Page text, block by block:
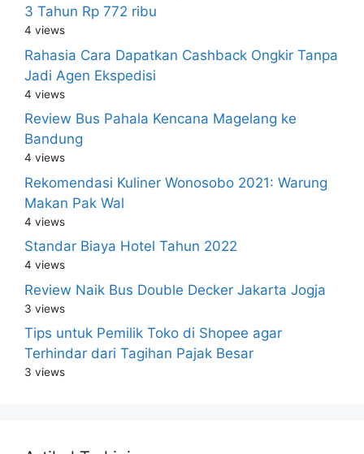
3 Tahun Rp 772 ribu
4 views
Rahasia Cara Dapatkan Cashback Ongkir Tanpa
Jadi Agen Ekspedisi
4 views
Review Bus Pahala Kencana Magelang ke
Bandung
4 views
Rekomendasi Kuliner Wonosobo 2021: Warung
Makan Pak Wal
4 views
Standar Biaya Hotel Tahun 2022
4 views
Review Naik Bus Double Decker Jakarta Jogja
3 views
Tips untuk Pemilik Toko di Shopee agar
Terhindar dari Tagihan Pajak Besar
3 views